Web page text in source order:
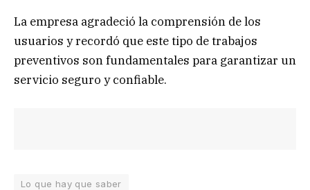
La empresa agradeció la comprensión de los
usuarios y recordó que este tipo de trabajos
preventivos son fundamentales para garantizar un
servicio seguro y confiable.
Lo que hay que saber